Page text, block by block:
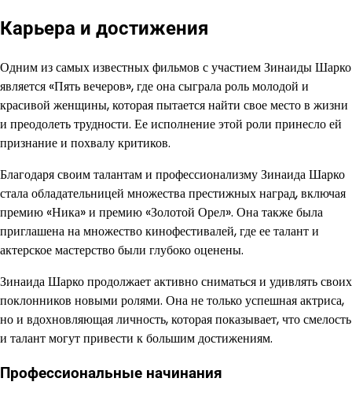
Карьера и достижения
Одним из самых известных фильмов с участием Зинаиды Шарко
является «Пять вечеров», где она сыграла роль молодой и
красивой женщины, которая пытается найти свое место в жизни
и преодолеть трудности. Ее исполнение этой роли принесло ей
признание и похвалу критиков.
Благодаря своим талантам и профессионализму Зинаида Шарко
стала обладательницей множества престижных наград, включая
премию «Ника» и премию «Золотой Орел». Она также была
приглашена на множество кинофестивалей, где ее талант и
актерское мастерство были глубоко оценены.
Зинаида Шарко продолжает активно сниматься и удивлять своих
поклонников новыми ролями. Она не только успешная актриса,
но и вдохновляющая личность, которая показывает, что смелость
и талант могут привести к большим достижениям.
Профессиональные начинания